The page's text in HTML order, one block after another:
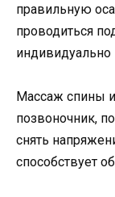
правильную
проводиться
индивидуально
Массаж спины
позвоночник,
снять
способствует